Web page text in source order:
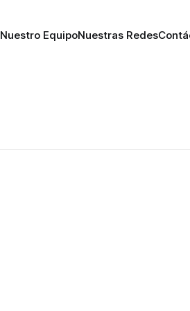
Nuestro EquipoNuestras Redes